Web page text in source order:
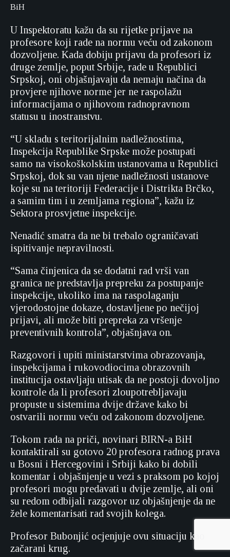
BiH
U Inspektoratu kažu da su rijetke prijave na
profesore koji rade na normu veću od zakonom
dozvoljene. Kada dobiju prijavu da profesori iz
druge zemlje, poput Srbije, rade u Republici
Srpskoj, oni objašnjavaju da nemaju načina da
provjere njihove norme jer ne raspolažu
informacijama o njihovom radnopravnom
statusu u inostranstvu.
“U skladu s teritorijalnim nadležnostima,
Inspekcija Republike Srpske može postupati
samo na visokoškolskim ustanovama u Republici
Srpskoj, dok su van njene nadležnosti ustanove
koje su na teritoriji Federacije i Distrikta Brčko,
a samim tim i u zemljama regiona”, kažu iz
Sektora prosvjetne inspekcije.
Nenadić smatra da ne bi trebalo ograničavati
ispitivanje nepravilnosti.
“Sama činjenica da se dodatni rad vrši van
granica ne predstavlja prepreku za postupanje
inspekcije, ukoliko ima na raspolaganju
vjerodostojne dokaze, dostavljene po nečijoj
prijavi, ali može biti prepreka za vršenje
preventivnih kontrola”, objašnjava on.
Razgovori i upiti ministarstvima obrazovanja,
inspekcijama i rukovodiocima obrazovnih
institucija ostavljaju utisak da ne postoji dovoljno
kontrole da li profesori zloupotrebljavaju
propuste u sistemima dvije države kako bi
ostvarili normu veću od zakonom dozvoljene.
Tokom rada na priči, novinari BIRN-a BiH
kontaktirali su gotovo 20 profesora radnog prava
u Bosni i Hercegovini i Srbiji kako bi dobili
komentar i objašnjenje u vezi s praksom po kojoj
profesori mogu predavati u dvije zemlje, ali oni
su redom odbijali razgovor uz objašnjenje da ne
žele komentarisati rad svojih kolega.
Profesor Bubonjić ocjenjuje ovu situaciju kao
začarani krug.